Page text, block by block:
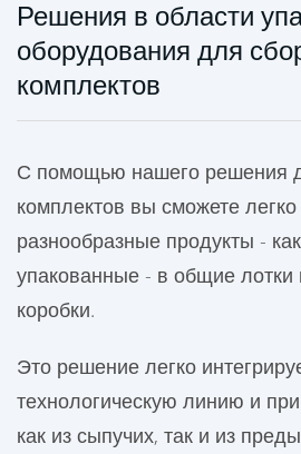
Решения в области
оборудования для
комплектов
С помощью нашего решения
комплектов вы сможете легко
разнообразные продукты -
упакованные - в общие лотки
коробки.
Это решение легко
технологическую линию и
как из сыпучих, так и из